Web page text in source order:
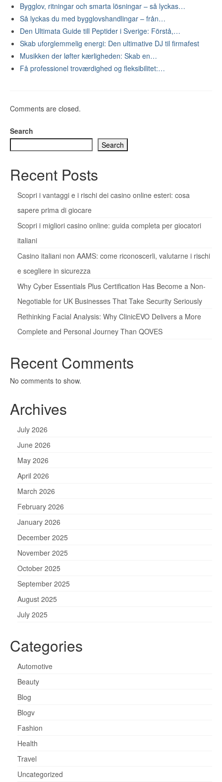
Bygglov, ritningar och smarta lösningar – så lyckas…
Så lyckas du med bygglovshandlingar – från…
Den Ultimata Guide till Peptider i Sverige: Förstå,…
Skab uforglemmelig energi: Den ultimative DJ til firmafest
Musikken der løfter kærligheden: Skab en…
Få professionel troværdighed og fleksibilitet:…
Comments are closed.
Search
Search
Recent Posts
Scopri i vantaggi e i rischi dei casino online esteri: cosa
sapere prima di giocare
Scopri i migliori casino online: guida completa per giocatori
italiani
Casino italiani non AAMS: come riconoscerli, valutarne i rischi
e scegliere in sicurezza
Why Cyber Essentials Plus Certification Has Become a Non-
Negotiable for UK Businesses That Take Security Seriously
Rethinking Facial Analysis: Why ClinicEVO Delivers a More
Complete and Personal Journey Than QOVES
Recent Comments
No comments to show.
Archives
July 2026
June 2026
May 2026
April 2026
March 2026
February 2026
January 2026
December 2025
November 2025
October 2025
September 2025
August 2025
July 2025
Categories
Automotive
Beauty
Blog
Blogv
Fashion
Health
Travel
Uncategorized